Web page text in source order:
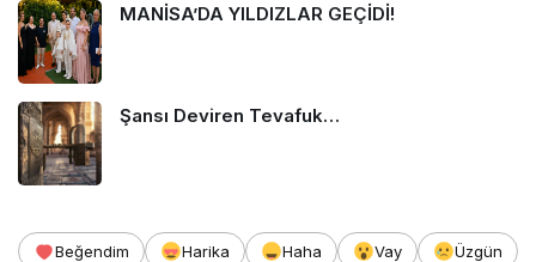
MANİSA’DA YILDIZLAR GEÇİDİ!
Şansı Deviren Tevafuk…
Beğendim Harika Haha Vay
Üzgün